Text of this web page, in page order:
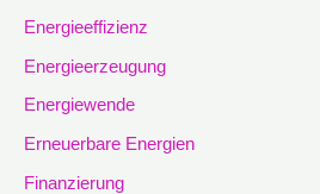
Energieeffizienz
Energieerzeugung
Energiewende
Erneuerbare Energien
Finanzierung